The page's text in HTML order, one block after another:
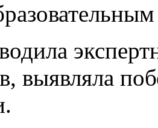
выявляла